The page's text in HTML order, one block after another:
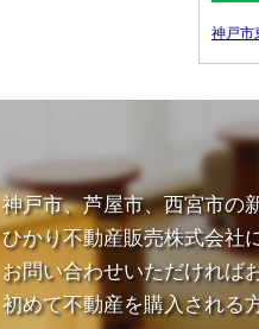
神戸市
神戸市、芦屋市、西宮市の
ひかり不動産販売株式会社
お問い合わせいただければ
初めて不動産を購入される